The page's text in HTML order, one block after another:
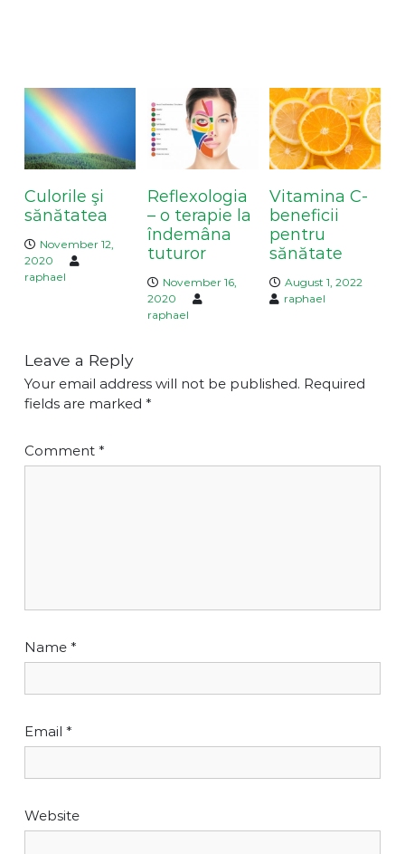
i
g
t
o
n
Culorile şi
sănătatea
November 12,
2020
raphael
Reflexologia
– o terapie la
îndemâna
tuturor
November 16,
2020
raphael
Vitamina C-
beneficii
pentru
sănătate
August 1, 2022
raphael
Leave a Reply
Your email address will not be published. Required
fields are marked *
Comment *
Name *
Email *
Website